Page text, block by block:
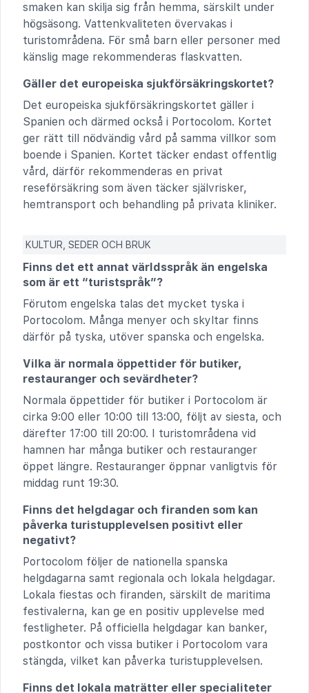
smaken kan skilja sig från hemma, särskilt under
högsäsong. Vattenkvaliteten övervakas i
turistområdena. För små barn eller personer med
känslig mage rekommenderas flaskvatten.
Gäller det europeiska sjukförsäkringskortet?
Det europeiska sjukförsäkringskortet gäller i
Spanien och därmed också i Portocolom. Kortet
ger rätt till nödvändig vård på samma villkor som
boende i Spanien. Kortet täcker endast offentlig
vård, därför rekommenderas en privat
reseförsäkring som även täcker självrisker,
hemtransport och behandling på privata kliniker.
KULTUR, SEDER OCH BRUK
Finns det ett annat världsspråk än engelska
som är ett “turistspråk”?
Förutom engelska talas det mycket tyska i
Portocolom. Många menyer och skyltar finns
därför på tyska, utöver spanska och engelska.
Vilka är normala öppettider för butiker,
restauranger och sevärdheter?
Normala öppettider för butiker i Portocolom är
cirka 9:00 eller 10:00 till 13:00, följt av siesta, och
därefter 17:00 till 20:00. I turistområdena vid
hamnen har många butiker och restauranger
öppet längre. Restauranger öppnar vanligtvis för
middag runt 19:30.
Finns det helgdagar och firanden som kan
påverka turistupplevelsen positivt eller
negativt?
Portocolom följer de nationella spanska
helgdagarna samt regionala och lokala helgdagar.
Lokala fiestas och firanden, särskilt de maritima
festivalerna, kan ge en positiv upplevelse med
festligheter. På officiella helgdagar kan banker,
postkontor och vissa butiker i Portocolom vara
stängda, vilket kan påverka turistupplevelsen.
Finns det lokala maträtter eller specialiteter